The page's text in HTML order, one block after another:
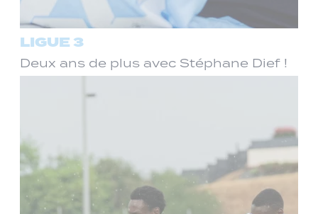
LIGUE 3
Deux ans de plus avec Stéphane Dief !